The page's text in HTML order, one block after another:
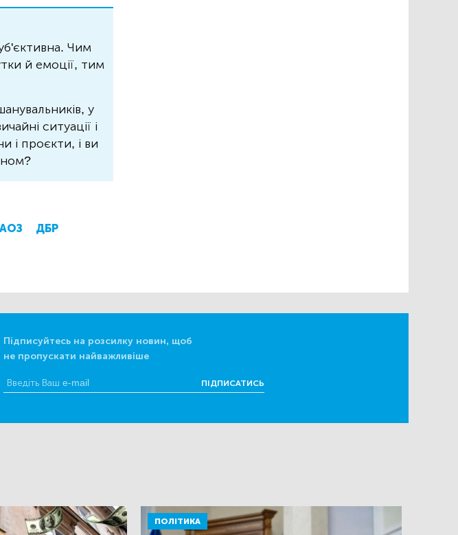
Чим
й емоції, тим
у
ситуації і
і проєкти, і ви
АОЗ
ДБР
Підписуйтесь на розсилку новин, щоб
не пропускати найважливіше
ПІДПИСАТИСЬ
ПОЛІТИКА